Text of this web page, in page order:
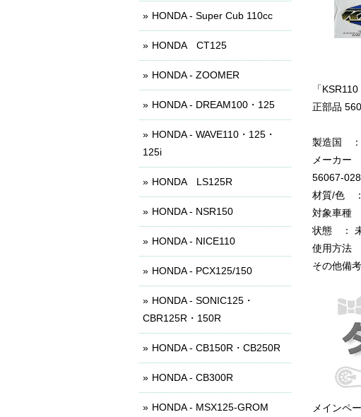
「
正部品
製造国 ：
メーカー
56067-
材質/色
対象車種
状態 ：
使用方法
その他備
メインペ
HONDA - Super Cub 110cc
HONDA CT125
HONDA - ZOOMER
HONDA - DREAM100・125
HONDA - WAVE110・125・
125i
HONDA LS125R
HONDA - NSR150
HONDA - NICE110
HONDA - PCX125/150
HONDA - SONIC125・
CBR125R・150R
HONDA - CB150R・CB250R
HONDA - CB300R
HONDA - MSX125-GROM